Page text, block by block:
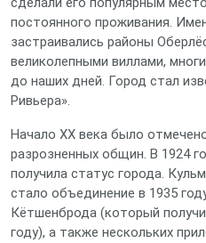
постоянного проживания.
застраивались районы
великолепными виллами,
до наших дней. Город стал
Ривьера».
Начало XX века было
разрозненных общин. В 1924
получила статус города.
стало объединение в 1935
Кётшенброда (который
году), а также нескольких